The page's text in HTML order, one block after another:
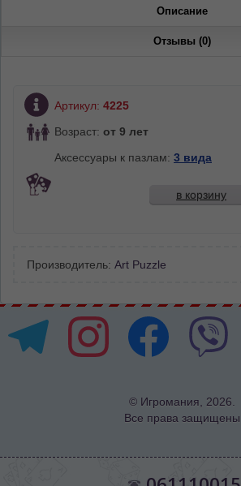
Описание
Отзывы (0)
Артикул: 4225
Возраст: от 9 лет
Аксессуары к пазлам: 3 вида
в корзину
Производитель: Art Puzzle
© Игромания, 2026.
Все права защищены